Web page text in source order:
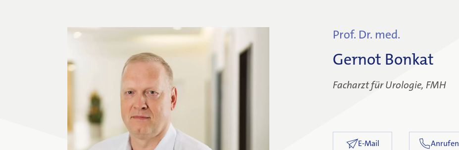
Prof. Dr. med.
Gernot Bonkat
Facharzt für Urologie, FMH
E-Mail Anrufen